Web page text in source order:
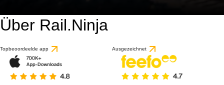
Über Rail.Ninja
Topbeoordeelde app Ausgezeichnet